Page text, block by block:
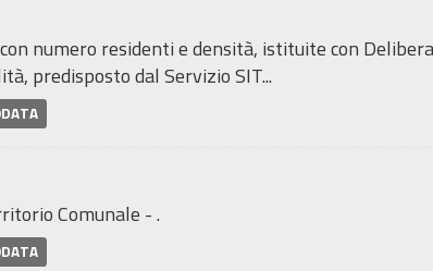
numero residenti e densità, istituite con
predisposto dal Servizio SIT...
Comunale - .